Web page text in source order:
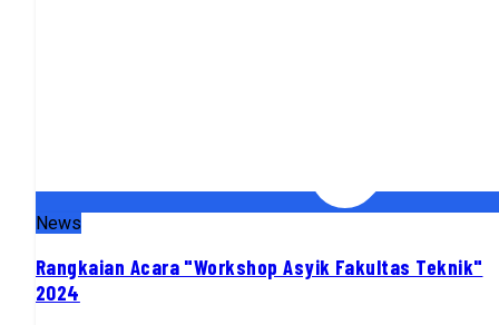
News
Rangkaian Acara "Workshop Asyik Fakultas Teknik"
2024